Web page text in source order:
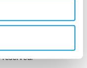
reserved.